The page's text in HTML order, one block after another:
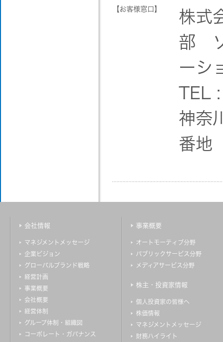
【お客様窓口】
株式
部
ーシ
TEL
神奈
番地
会社情報
マネジメントメッセージ
企業ビジョン
グローバルブランド戦略
経営計画
事業概要
会社概要
経営体制
グループ体制・組織図
コーポレート・ガバナンス
事業概要
オートモーティブ分野
パブリックサービス分野
メディアサービス分野
株主・投資家情報
個人投資家の皆様へ
株価情報
マネジメントメッセージ
財務ハイライト